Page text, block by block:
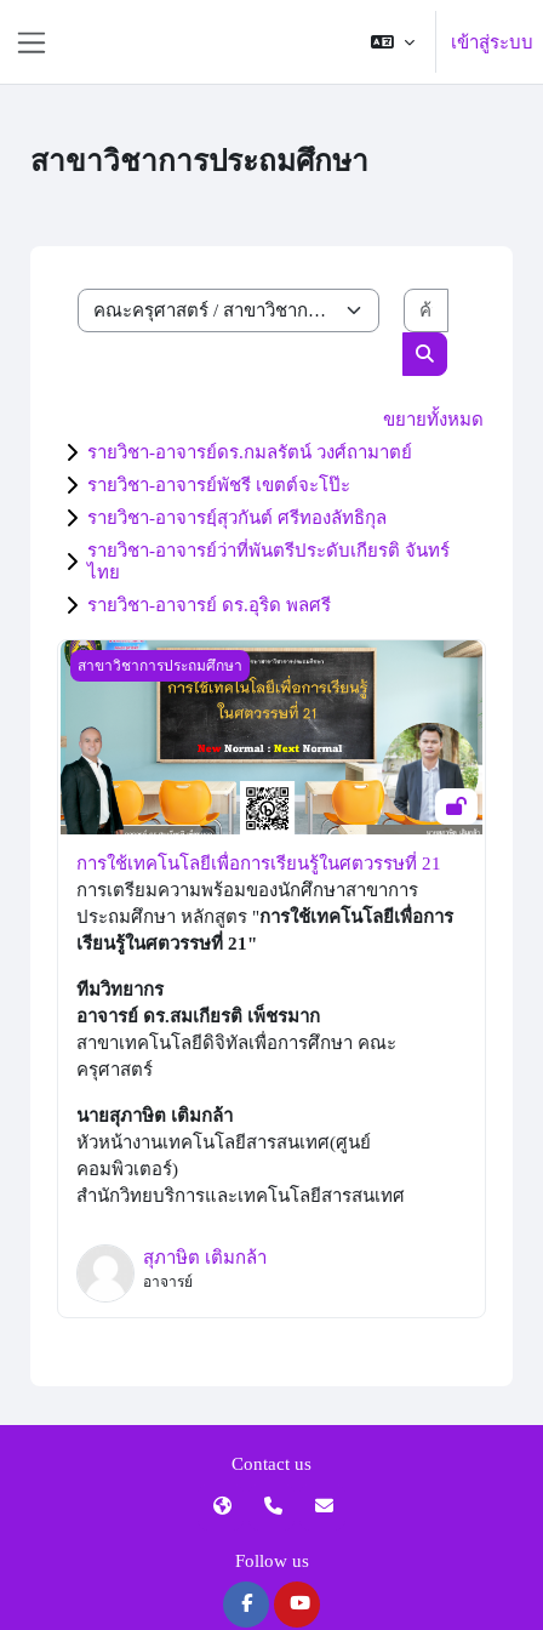
เข้าสู่ระบบ
สาขาวิชาการประถมศึกษา
ประเภทของรายวิชา
ค้นหารายวิชา
ขยายทั้งหมด
รายวิชา-อาจารย์ดร.กมลรัตน์ วงศ์ถามาตย์
รายวิชา-อาจารย์พัชรี เขตต์จะโป๊ะ
รายวิชา-อาจารย์ฺสุวกันต์ ศรีทองลัทธิกุล
รายวิชา-อาจารย์ว่าที่พันตรีประดับเกียรติ จันทร์
ไทย
รายวิชา-อาจารย์ ดร.อุริด พลศรี
การใช้เทคโนโลยีเพื่อการเรียนรู้ในศตวรรษที่ 21
สาขาวิชาการประถมศึกษา
การใช้เทคโนโลยีเพื่อการเรียนรู้ในศตวรรษที่ 21
การเตรียมความพร้อมของนักศึกษาสาขาการ
ประถมศึกษา หลักสูตร "การใช้เทคโนโลยีเพื่อการ
เรียนรู้ในศตวรรษที่ 21"
ทีมวิทยากร
อาจารย์ ดร.สมเกียรติ เพ็ชรมาก
สาขาเทคโนโลยีดิจิทัลเพื่อการศึกษา คณะ
ครุศาสตร์
นายสุภาษิต เติมกล้า
หัวหน้างานเทคโนโลยีสารสนเทศ(ศูนย์
คอมพิวเตอร์)
สำนักวิทยบริการและเทคโนโลยีสารสนเทศ
สุภาษิต เติมกล้า
อาจารย์
Contact us
Follow us